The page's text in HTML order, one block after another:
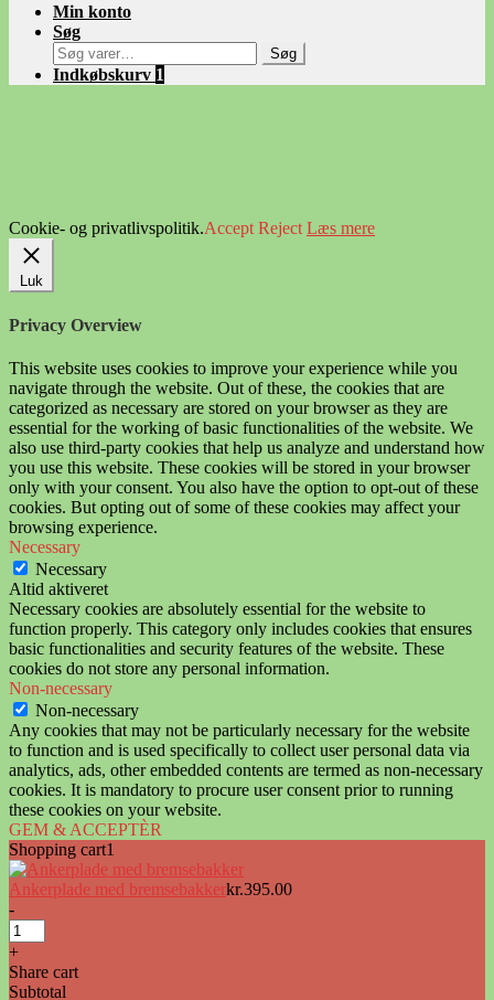
Min konto
Søg
Søg
efter:
Søg
Indkøbskurv 1
Cookie- og privatlivspolitik.Accept Reject Læs mere
Luk
Privacy Overview
This website uses cookies to improve your experience while you
navigate through the website. Out of these, the cookies that are
categorized as necessary are stored on your browser as they are
essential for the working of basic functionalities of the website. We
also use third-party cookies that help us analyze and understand how
you use this website. These cookies will be stored in your browser
only with your consent. You also have the option to opt-out of these
cookies. But opting out of some of these cookies may affect your
browsing experience.
Necessary
Necessary
Altid aktiveret
Necessary cookies are absolutely essential for the website to
function properly. This category only includes cookies that ensures
basic functionalities and security features of the website. These
cookies do not store any personal information.
Non-necessary
Non-necessary
Any cookies that may not be particularly necessary for the website
to function and is used specifically to collect user personal data via
analytics, ads, other embedded contents are termed as non-necessary
cookies. It is mandatory to procure user consent prior to running
these cookies on your website.
GEM & ACCEPTÈR
Shopping cart1
Ankerplade med bremsebakkerkr.395.00
-
Ankerplade
med
bremsebakker
antal
+
Share cart
Subtotal